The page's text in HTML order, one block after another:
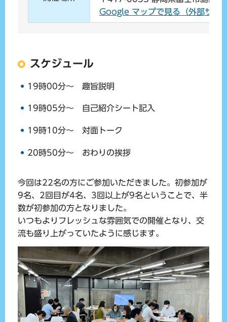
Google マップで見る（外部サイ
スケジュール
19時00分～ 趣旨説明
19時05分～ 自己紹介シート記入
19時10分～ 対面トーク
20時50分～ おわりの挨拶
今回は22名の方にご参加いただきました。初参加が
9名、2回目が4名、3回以上が9名ということで、半
数が初参加の方となりました。
いつもよりフレッシュな雰囲気での開催となり、交
流も盛り上がっていたように感じます。